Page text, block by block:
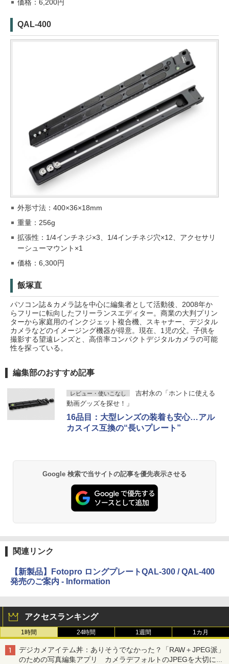
価格：6,200円
QAL-400
外形寸法：400×36×18mm
重量：256g
拡張性：1/4インチネジ×3、1/4インチネジ穴×12、アクセサリ
ーシューマウント×1
価格：6,300円
飯塚直
パソコン誌＆カメラ誌を中心に編集者として活動後、2008年か
らフリーに転向したフリーランスエディター。商業の大判プリン
ターから家庭用のインクジェット複合機、スキャナー、デジタル
カメラなどのイメージング機器が得意。現在、1児の父。子供を
撮影する望遠レンズと、高倍率コンパクトデジタルカメラの可能
性を探っている。
編集部のおすすめ記事
レビュー・使いこなし
吉村永の「ホントに使える
動画グッズを探せ！」
16品目：大型レンズの装着も安心…アル
カスイス互換の“長いプレート”
Google 検索で当サイトの記事を優先表示させる
関連リンク
【新製品】Fotopro ロングプレートQAL-300 / QAL-400
発売のご案内 - Information
アクセスランキング
1時間 24時間 1週間 1カ月
デジカメアイテム丼：ありそうでなかった？「RAW＋JPEG派」
のための写真編集アプリ カメラデフォルトのJPEGを大切にす